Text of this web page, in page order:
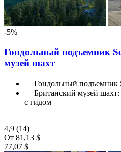
-5%
Гондольный подъемник
музей шахт
Гондольный подъемник
Британский музей
с гидом
4,9 (14)
От 81,13 $
77,07 $